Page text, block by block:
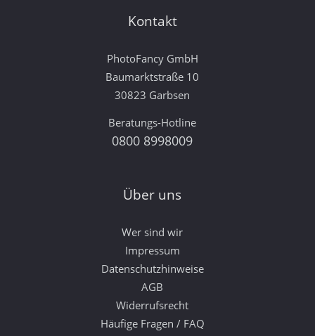
Kontakt
PhotoFancy GmbH
Baumarktstraße 10
30823 Garbsen
Beratungs-Hotline
0800 8998009
Über uns
Wer sind wir
Impressum
Datenschutzhinweise
AGB
Widerrufsrecht
Häufige Fragen / FAQ